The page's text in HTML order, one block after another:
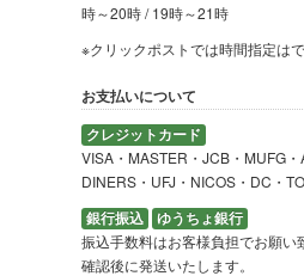
時～20時 / 19時～21時
※クリックポストでは時間指定はで
お支払いについて
クレジットカード
VISA・MASTER・JCB・MUFG・
DINERS・UFJ・NICOS・DC・
銀行振込
ゆうちょ銀行
振込手数料はお客様負担でお願い
確認後に発送いたします。